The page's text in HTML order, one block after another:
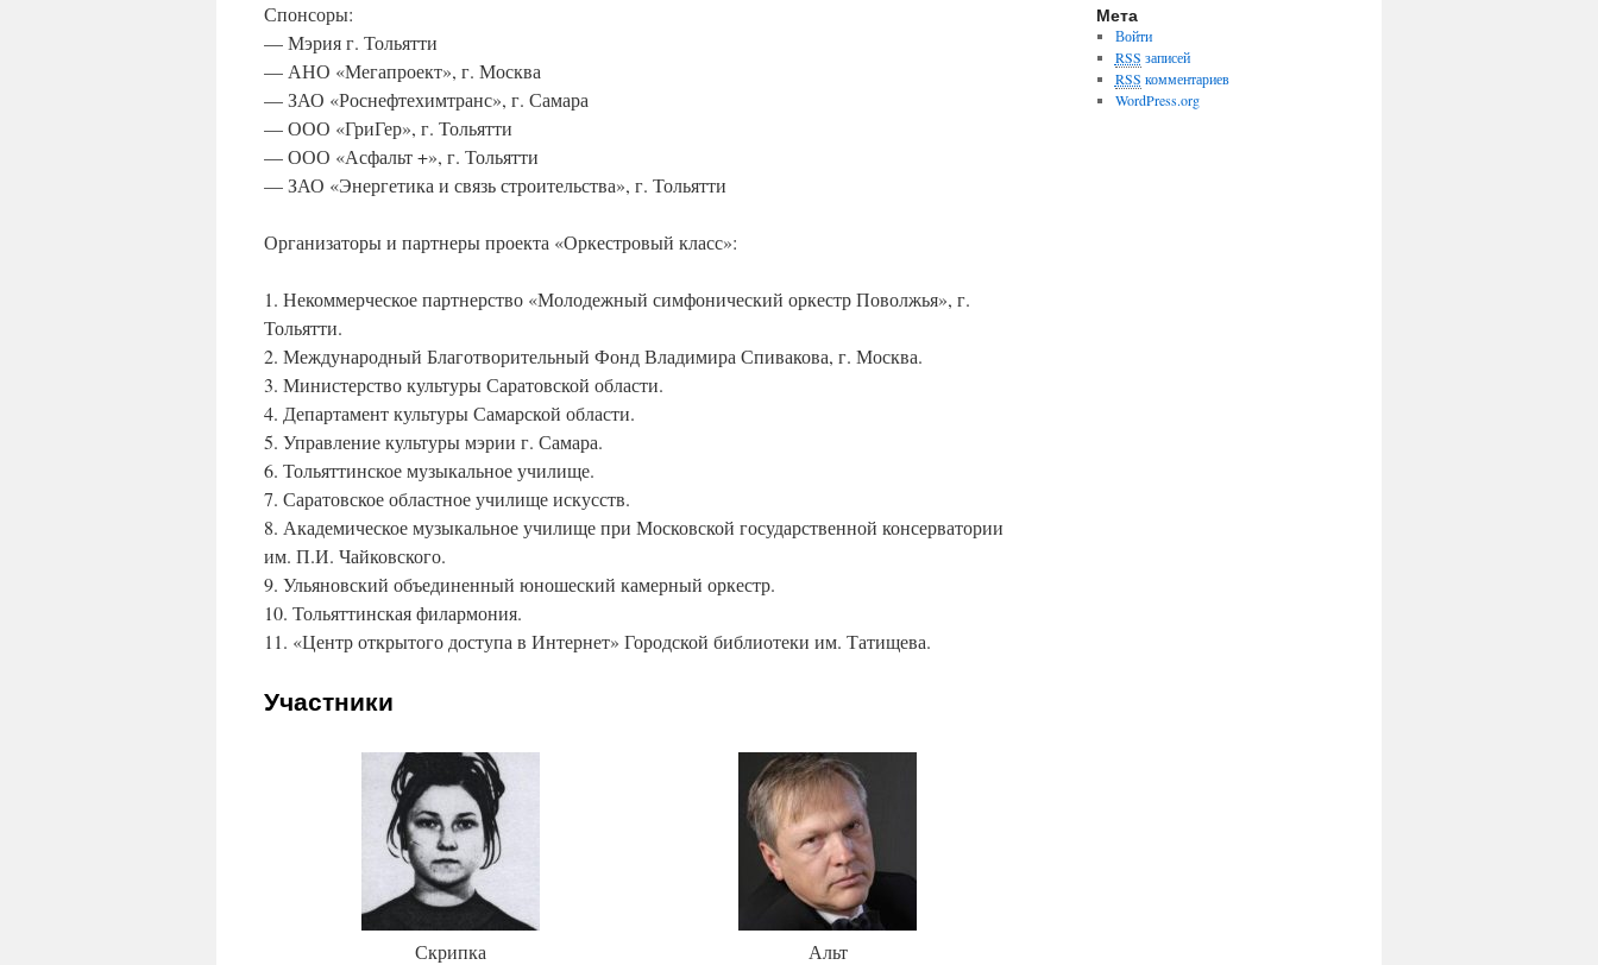
Спонсоры:
— Мэрия г. Тольятти
— АНО «Мегапроект», г. Москва
— ЗАО «Роснефтехимтранс», г. Самара
— ООО «ГриГер», г. Тольятти
— ООО «Асфальт +», г. Тольятти
— ЗАО «Энергетика и связь строительства», г. Тольятти
Организаторы и партнеры проекта «Оркестровый класс»:
1. Некоммерческое партнерство «Молодежный симфонический оркестр Поволжья», г.
Тольятти.
2. Международный Благотворительный Фонд Владимира Спивакова, г. Москва.
3. Министерство культуры Саратовской области.
4. Департамент культуры Самарской области.
5. Управление культуры мэрии г. Самара.
6. Тольяттинское музыкальное училище.
7. Саратовское областное училище искусств.
8. Академическое музыкальное училище при Московской государственной консерватории
им. П.И. Чайковского.
9. Ульяновский объединенный юношеский камерный оркестр.
10. Тольяттинская филармония.
11. «Центр открытого доступа в Интернет» Городской библиотеки им. Татищева.
Участники
Скрипка Альт
Мета
Войти
RSS записей
RSS комментариев
WordPress.org